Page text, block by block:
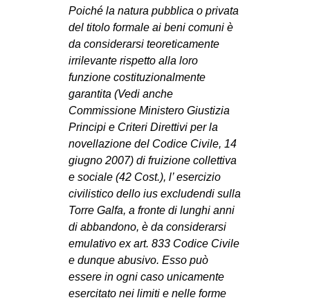
Poiché la natura pubblica o privata
del titolo formale ai beni comuni è
da considerarsi teoreticamente
irrilevante rispetto alla loro
funzione costituzionalmente
garantita (Vedi anche
Commissione Ministero Giustizia
Principi e Criteri Direttivi per la
novellazione del Codice Civile, 14
giugno 2007) di fruizione collettiva
e sociale (42 Cost.), l’ esercizio
civilistico dello ius excludendi sulla
Torre Galfa, a fronte di lunghi anni
di abbandono, è da considerarsi
emulativo ex art. 833 Codice Civile
e dunque abusivo. Esso può
essere in ogni caso unicamente
esercitato nei limiti e nelle forme